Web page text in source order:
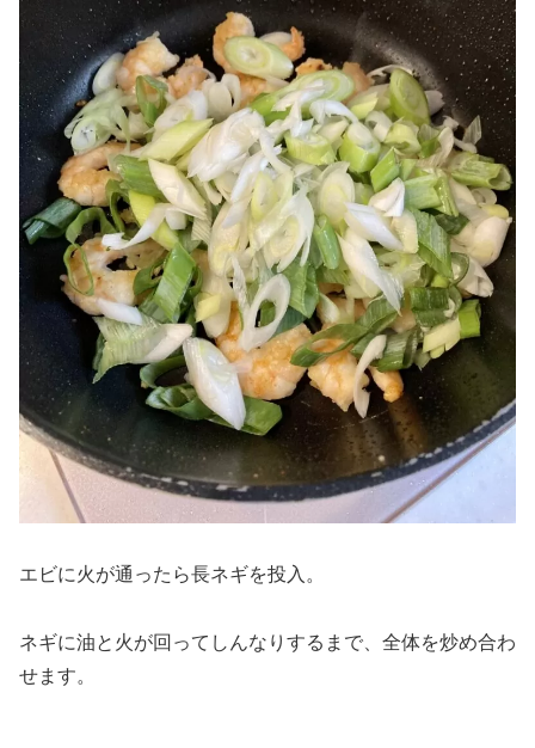
エビに火が通ったら長ネギを投入。
ネギに油と火が回ってしんなりするまで、全体を炒め合わ
せます。